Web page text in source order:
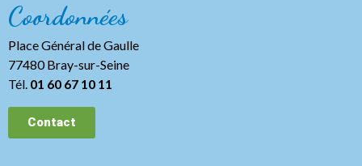
Coordonnées
Place Général de Gaulle
77480 Bray-sur-Seine
Tél. 01 60 67 10 11
Contact